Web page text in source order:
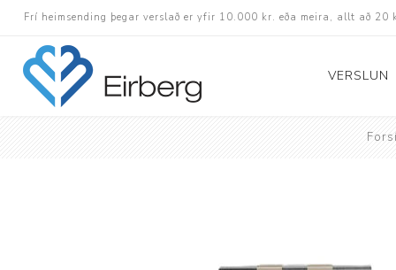
Frí heimsending þegar verslað er yfir 10.000 kr. eða meira, allt að 20
VERSLUN